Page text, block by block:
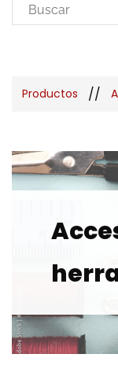
Productos //